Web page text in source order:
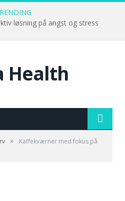
løsning på angst og stress
»
Kaffekværner med fokus på